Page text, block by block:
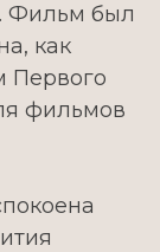
Фильм был
как
Первого
фильмов